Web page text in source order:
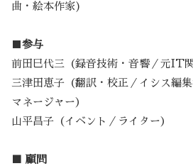
曲・絵本作家)
参与
前田巳代三（録音技術・音響／元IT
三津田恵子（翻訳・校正／イシス編
マネージャー）
山平昌子（イベント／ライター）
■ 顧問